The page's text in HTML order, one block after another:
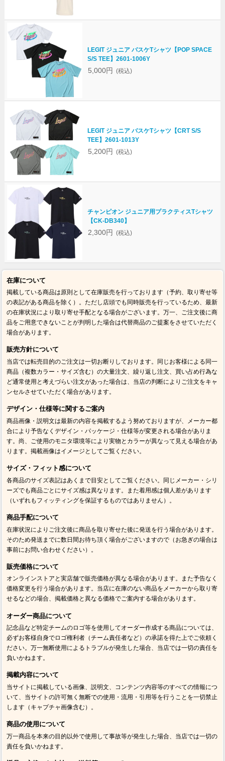
LEGIT ジュニア バスケTシャツ【POP SPACE
S/S TEE】2601-1006Y
5,000円 (税込)
LEGIT ジュニア バスケTシャツ【CRT S/S
TEE】2601-1013Y
5,200円 (税込)
チャンピオン ジュニア用プラクティスTシャツ
【CK-DB340】
2,300円 (税込)
在庫について
掲載している商品は原則として在庫販売を行っております（予約、取り寄せ等
の表記がある商品を除く）。ただし店頭でも同時販売を行っているため、最新
の在庫状況により取り寄せ手配となる場合がございます。万一、ご注文後に商
品をご用意できないことが判明した場合は代替商品のご提案をさせていただく
場合があります。
販売方針について
当店では転売目的のご注文は一切お断りしております。同じお客様による同一
商品（複数カラー・サイズ含む）の大量注文、繰り返し注文、買い占め行為な
ど通常使用と考えづらい注文があった場合は、当店の判断によりご注文をキャ
ンセルさせていただく場合があります。
デザイン・仕様等に関するご案内
商品画像・説明文は最新の内容を掲載するよう努めておりますが、メーカー都
合により予告なくデザイン・パッケージ・仕様等が変更される場合がありま
す。尚、ご使用のモニタ環境等により実物とカラーが異なって見える場合があ
ります。掲載画像はイメージとしてご覧ください。
サイズ・フィット感について
各商品のサイズ表記はあくまで目安としてご覧ください。同じメーカー・シリ
ーズでも商品ごとにサイズ感は異なります。また着用感は個人差があります
（いずれもフィッティングを保証するものではありません）。
商品手配について
在庫状況によりご注文後に商品を取り寄せた後に発送を行う場合があります。
そのため発送までに数日間お待ち頂く場合がございますので（お急ぎの場合は
事前にお問い合わせください）。
販売価格について
オンラインストアと実店舗で販売価格が異なる場合があります。また予告なく
価格変更を行う場合があります。当店に在庫のない商品をメーカーから取り寄
せるなどの場合、掲載価格と異なる価格でご案内する場合があります。
オーダー商品について
記念品など特定チームのロゴ等を使用してオーダー作成する商品については、
必ずお客様自身でロゴ権利者（チーム責任者など）の承諾を得た上でご依頼く
ださい。万一無断使用によるトラブルが発生した場合、当店では一切の責任を
負いかねます。
掲載内容について
当サイトに掲載している画像、説明文、コンテンツ内容等のすべての情報につ
いて、当サイトの許可無く無断での使用・流用・引用等を行うことを一切禁止
します（キャプチャ画像含む）。
商品の使用について
万一商品を本来の目的以外で使用して事故等が発生した場合、当店では一切の
責任を負いかねます。